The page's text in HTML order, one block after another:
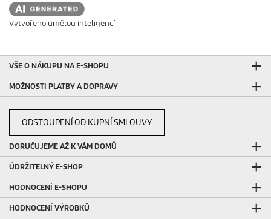
Vytvořeno umělou inteligencí
VŠE O NÁKUPU NA E-SHOPU
MOŽNOSTI PLATBY A DOPRAVY
ODSTOUPENÍ OD KUPNÍ SMLOUVY
DORUČUJEME AŽ K VÁM DOMŮ
ÚDRŽITELNÝ E-SHOP
HODNOCENÍ E-SHOPU
HODNOCENÍ VÝROBKŮ